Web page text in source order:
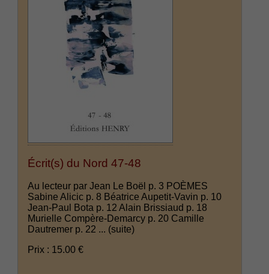
Écrit(s) du Nord 47-48
Au lecteur par Jean Le Boël p. 3 POÈMES
Sabine Alicic p. 8 Béatrice Aupetit-Vavin p. 10
Jean-Paul Bota p. 12 Alain Brissiaud p. 18
Murielle Compère-Demarcy p. 20 Camille
Dautremer p. 22 ... (suite)
Prix : 15.00 €